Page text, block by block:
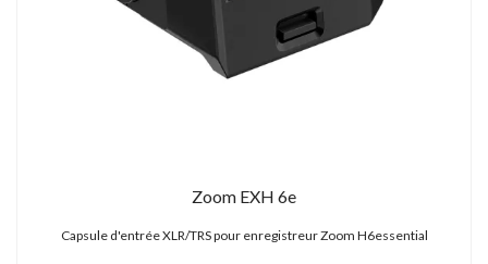
Zoom EXH 6e
Capsule d'entrée XLR/TRS pour enregistreur Zoom H6essential